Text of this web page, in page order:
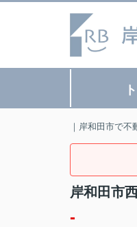
｜岸和田市で
岸和田市
-